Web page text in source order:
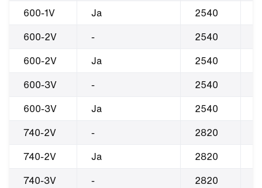
600-1V
Ja 2540
600-2V
- 2540
600-2V
Ja 2540
600-3V
- 2540
600-3V
Ja 2540
740-2V
- 2820
740-2V
Ja 2820
740-3V
- 2820